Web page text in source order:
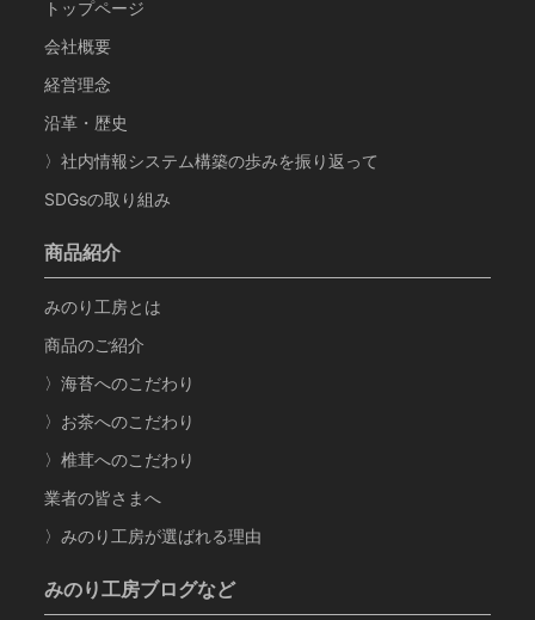
トップページ
会社概要
経営理念
沿革・歴史
〉社内情報システム構築の歩みを振り返って
SDGsの取り組み
商品紹介
みのり工房とは
商品のご紹介
〉海苔へのこだわり
〉お茶へのこだわり
〉椎茸へのこだわり
業者の皆さまへ
〉みのり工房が選ばれる理由
みのり工房ブログなど